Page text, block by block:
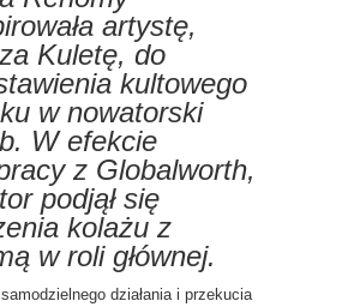
artystę,
Kuletę, do
kultowego
w nowatorski
W efekcie
z Globalworth,
podjął się
kolażu z
w roli głównej.
działania i przekucia